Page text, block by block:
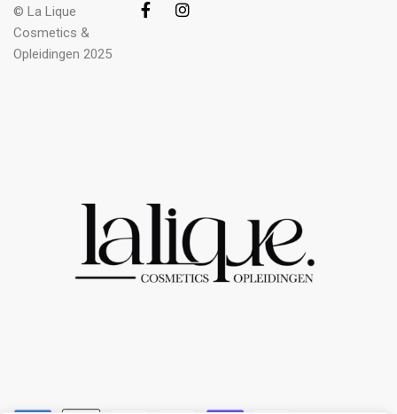
© La Lique
Cosmetics &
Opleidingen 2025